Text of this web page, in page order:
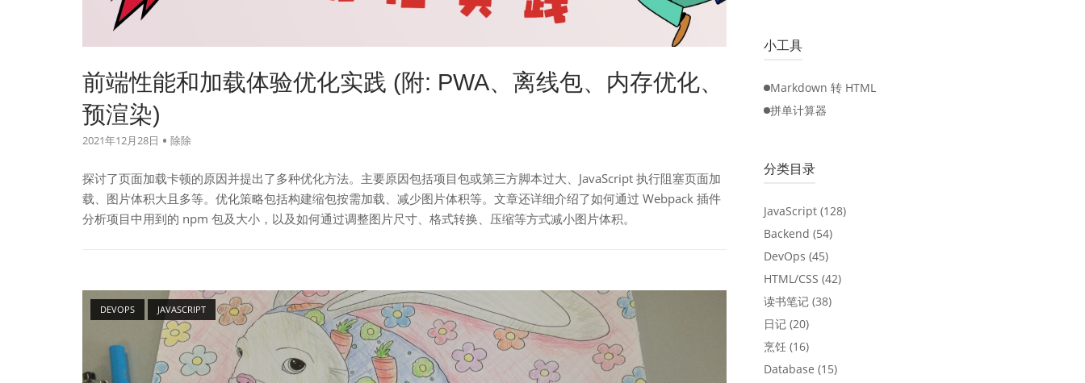
前端性能和加载体验优化实践 (附: PWA、离线包、内存优化、
预渲染)
2021年12月28日 除除
探讨了页面加载卡顿的原因并提出了多种优化方法。主要原因包括项目包或第三方脚本过大、JavaScript 执行阻塞页面加
载、图片体积大且多等。优化策略包括构建缩包按需加载、减少图片体积等。文章还详细介绍了如何通过 Webpack 插件
分析项目中用到的 npm 包及大小，以及如何通过调整图片尺寸、格式转换、压缩等方式减小图片体积。
DEVOPS JAVASCRIPT
Open post
小工具
Markdown 转 HTML
拼单计算器
分类目录
JavaScript(128)
Backend (54)
DevOps (45)
HTML/CSS (42)
读书笔记(38)
日记(20)
烹饪(16)
Database (15)